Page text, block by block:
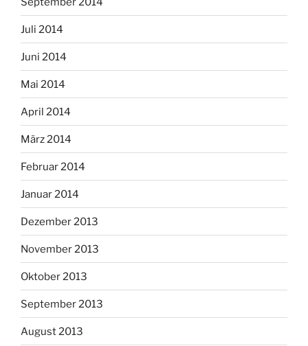
Juli 2014
Juni 2014
Mai 2014
April 2014
März 2014
Februar 2014
Januar 2014
Dezember 2013
November 2013
Oktober 2013
September 2013
August 2013